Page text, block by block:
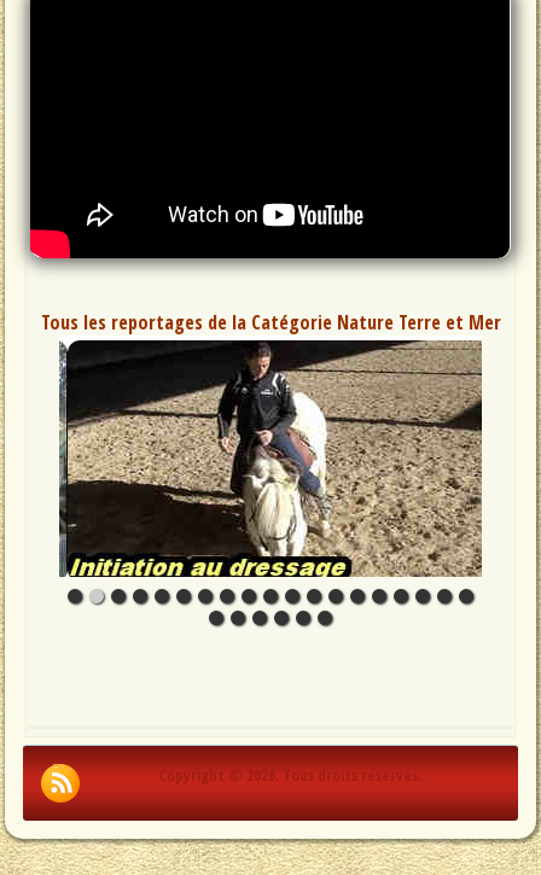
Tous les reportages de la Catégorie Nature Terre et Mer
Copyright © 2026. Tous droits réservés.
.